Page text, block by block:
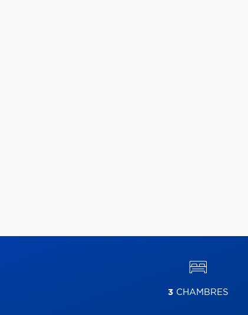
3CHAMBRES